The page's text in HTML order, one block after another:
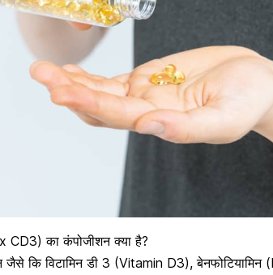
CD3) का कंपोजीशन क्या है?
जैसे किविटामिन डी 3 (Vitamin D3), बेनफोटियामिन